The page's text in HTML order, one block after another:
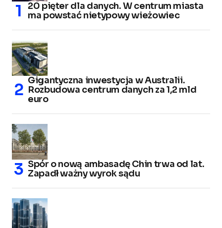
20 pięter dla danych. W centrum miasta
ma powstać nietypowy wieżowiec
Gigantyczna inwestycja w Australii.
Rozbudowa centrum danych za 1,2 mld
euro
Spór o nową ambasadę Chin trwa od lat.
Zapadł ważny wyrok sądu